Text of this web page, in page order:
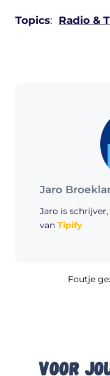
Topics: Radio &
Jaro
Jaro is
van Tipify
Foutje
Voor